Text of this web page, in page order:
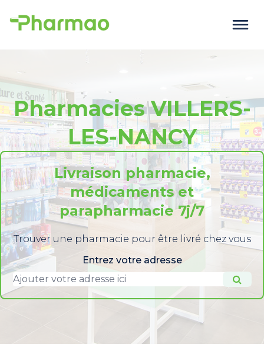
Pharmacies VILLERS-
LES-NANCY
Livraison pharmacie,
médicaments et
parapharmacie 7j/7
Trouver une pharmacie pour être livré chez vous
Entrez votre adresse